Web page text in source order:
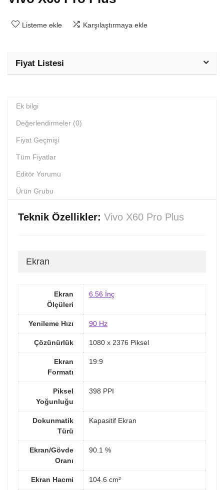
Listeme ekle Karşılaştırmaya ekle
Fiyat Listesi
Ek bilgi
Değerlendirmeler (0)
Fiyat Geçmişi
Tüm Fiyatlar
Editör Yorumu
Ürün Grubu
Teknik Özellikler: Vivo X60 Pro Plus
Ekran
Ekran
Ölçüleri
6.56 İnç
Yenileme Hızı 90 Hz
Çözünürlük 1080 x 2376 Piksel
Ekran
Formatı
19:9
Piksel
Yoğunluğu
398 PPI
Dokunmatik
Türü
Kapasitif Ekran
Ekran/Gövde
Oranı
90.1 %
Ekran Hacmi 104.6 cm²